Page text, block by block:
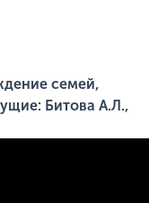
семей,
Битова А.Л.,